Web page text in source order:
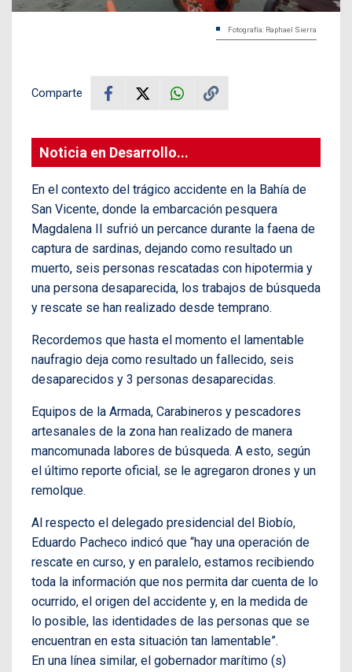
Fotografía: Raphael Sierra
Comparte
Noticia en Desarrollo...
En el contexto del trágico accidente en la Bahía de
San Vicente, donde la embarcación pesquera
Magdalena II sufrió un percance durante la faena de
captura de sardinas, dejando como resultado un
muerto, seis personas rescatadas con hipotermia y
una persona desaparecida, los trabajos de búsqueda
y rescate se han realizado desde temprano.
Recordemos que hasta el momento el lamentable
naufragio deja como resultado un fallecido, seis
desaparecidos y 3 personas desaparecidas.
Equipos de la Armada, Carabineros y pescadores
artesanales de la zona han realizado de manera
mancomunada labores de búsqueda. A esto, según
el último reporte oficial, se le agregaron drones y un
remolque.
Al respecto el delegado presidencial del Biobío,
Eduardo Pacheco indicó que “hay una operación de
rescate en curso, y en paralelo, estamos recibiendo
toda la información que nos permita dar cuenta de lo
ocurrido, el origen del accidente y, en la medida de
lo posible, las identidades de las personas que se
encuentran en esta situación tan lamentable”.
En una línea similar, el gobernador marítimo (s)